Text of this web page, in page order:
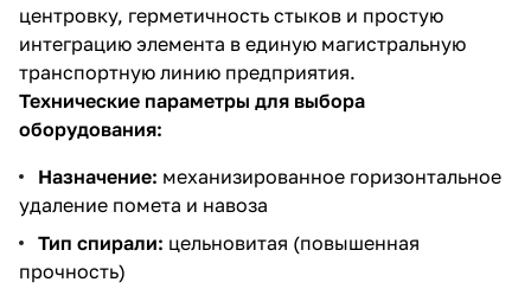
центровку, герметичность стыков и простую
интеграцию элемента в единую магистральную
транспортную линию предприятия.
Технические параметры для выбора
оборудования:
Назначение: механизированное горизонтальное
удаление помета и навоза
Тип спирали: цельновитая (повышенная
прочность)